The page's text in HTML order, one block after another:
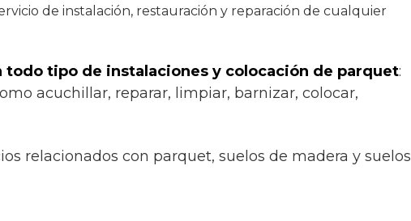
de instalación, restauración y reparación de cualquier
todo tipo de instalaciones y colocación de parquet:
acuchillar, reparar, limpiar, barnizar, colocar,
relacionados con parquet, suelos de madera y suelos